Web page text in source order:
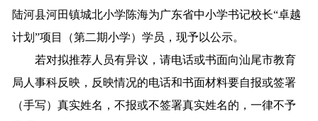
陆河县河田镇城北小学陈海为广东省中小学书记校长“卓越
计划”项目（第二期小学）学员，现予以公示。
若对拟推荐人员有异议，请电话或书面向汕尾市教育
局人事科反映，反映情况的电话和书面材料要自报或签署
（手写）真实姓名，不报或不签署真实姓名的，一律不予